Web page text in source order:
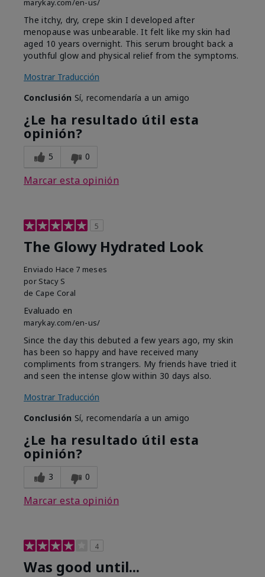
marykay.com/en-us/
The itchy, dry, crepe skin I developed after
menopause was unbearable. It felt like my skin had
aged 10 years overnight. This serum brought back a
youthful glow and physical relief from the symptoms.
Mostrar Traducción
Conclusión Sí, recomendaría a un amigo
¿Le ha resultado útil esta
opinión?
5 0
Marcar esta opinión
5
The Glowy Hydrated Look
Enviado Hace 7 meses
por Stacy S
de Cape Coral
Evaluado en
marykay.com/en-us/
Since the day this debuted a few years ago, my skin
has been so happy and have received many
compliments from strangers. My friends have tried it
and seen the intense glow within 30 days also.
Mostrar Traducción
Conclusión Sí, recomendaría a un amigo
¿Le ha resultado útil esta
opinión?
3 0
Marcar esta opinión
4
Was good until...